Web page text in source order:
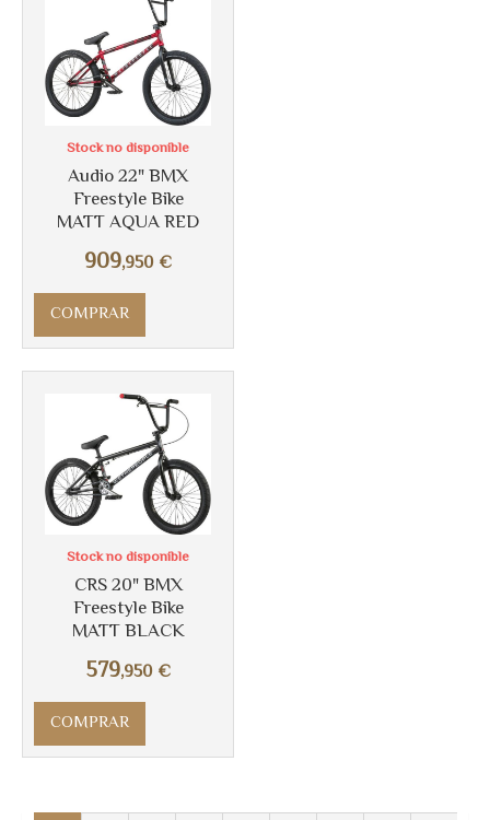
Audio 22" BMX
Freestyle Bike
MATT AQUA RED
909,950 €
Stock no disponible
COMPRAR
CRS 20" BMX
Freestyle Bike
MATT BLACK
579,950 €
Stock no disponible
COMPRAR